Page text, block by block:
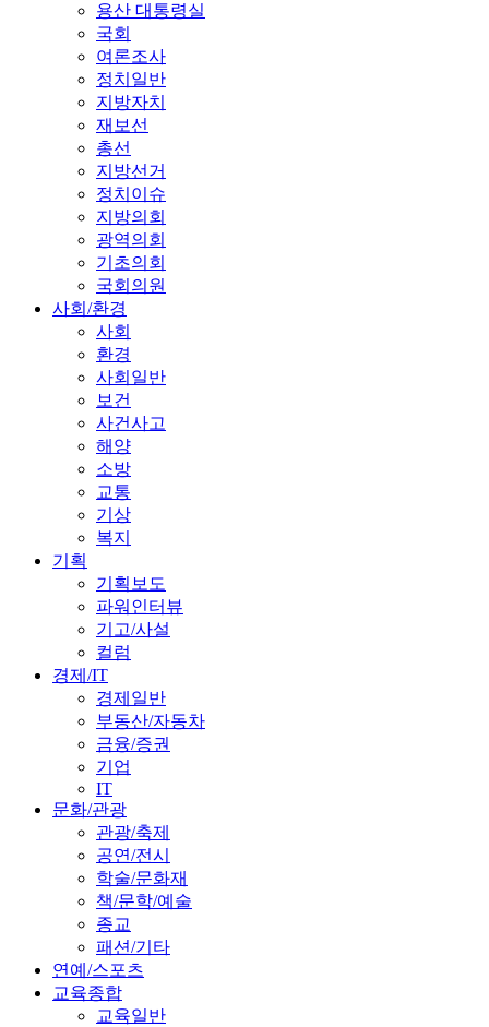
용산 대통령실
국회
여론조사
정치일반
지방자치
재보선
총선
지방선거
정치이슈
지방의회
광역의회
기초의회
국회의원
사회/환경
사회
환경
사회일반
보건
사건사고
해양
소방
교통
기상
복지
기획
기획보도
파워인터뷰
기고/사설
컬럼
경제/IT
경제일반
부동산/자동차
금융/증권
기업
IT
문화/관광
관광/축제
공연/전시
학술/문화재
책/문학/예술
종교
패션/기타
연예/스포츠
교육종합
교육일반